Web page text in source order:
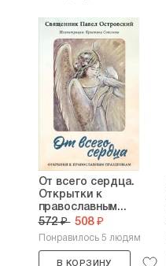
От всего сердца.
Открытки к
православным...
572 ₽ 508 ₽
Понравилось 5 людям
В КОРЗИНУ